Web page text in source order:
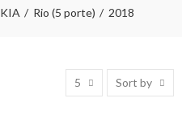
KIA Rio (5 porte) 2018
5 Sort by